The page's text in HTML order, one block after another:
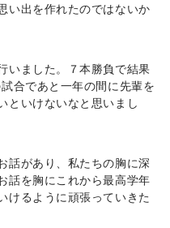
い出を作れたのではないか
いました。７本勝負で結果
合であと一年の間に先輩を
といけないなと思いまし
話があり、私たちの胸に深
話を胸にこれから最高学年
けるように頑張っていきた